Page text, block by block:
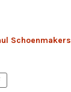
Schoenmakers